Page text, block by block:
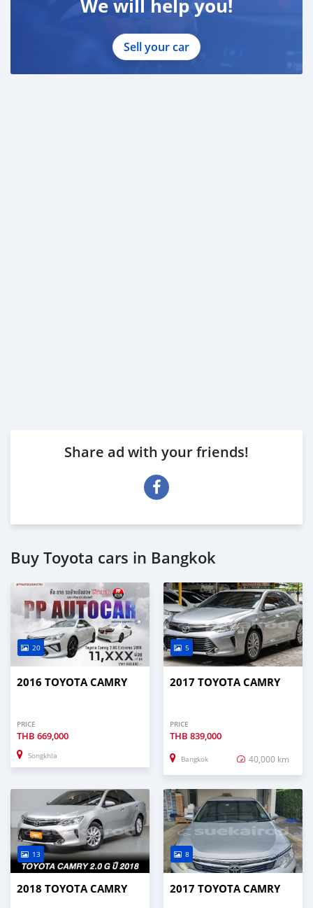
We will help you!
Sell your car
Share ad with your friends!
Buy Toyota cars in Bangkok
20
2016 TOYOTA CAMRY
PRICE
THB 669,000
Songkhla
5
2017 TOYOTA CAMRY
PRICE
THB 839,000
Bangkok 40,000 km
13
2018 TOYOTA CAMRY
8
2017 TOYOTA CAMRY